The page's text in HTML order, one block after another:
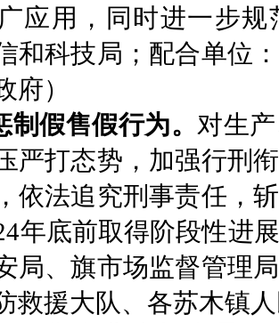
应用，同时进一步规
和科技局； 配合单位
府）
制假售假行为。 对生
严打态势，加强行刑
依法追究刑事责任，
年底前取得阶段性进
局、旗市场监督管理
救援大队、各苏木镇